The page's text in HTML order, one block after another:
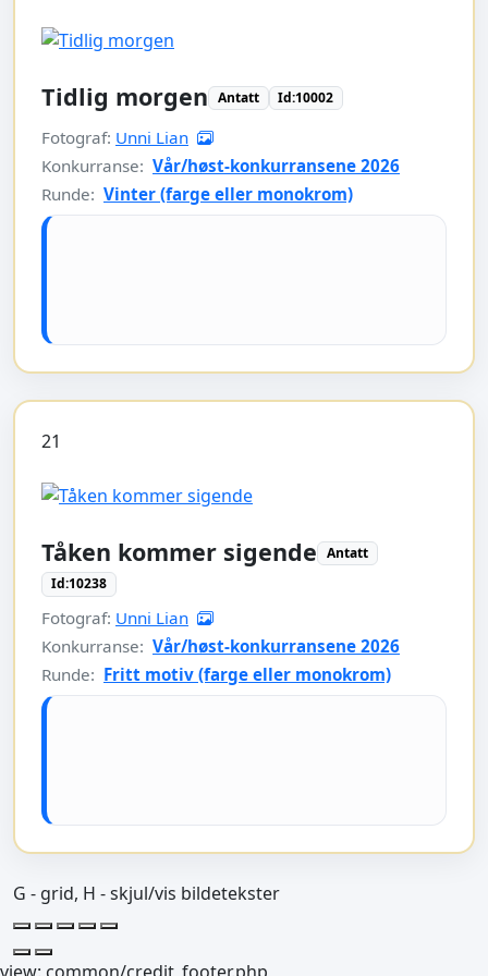
Tidlig morgen Antatt Id:10002
Fotograf: Unni Lian
Konkurranse: Vår/høst-konkurransene 2026
Runde: Vinter (farge eller monokrom)
21
Tåken kommer sigende Antatt
Id:10238
Fotograf: Unni Lian
Konkurranse: Vår/høst-konkurransene 2026
Runde: Fritt motiv (farge eller monokrom)
G - grid, H - skjul/vis bildetekster